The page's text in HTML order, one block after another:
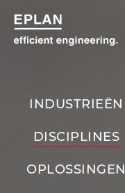
INDUSTRIEËN
DISCIPLINES
OPLOSSINGEN